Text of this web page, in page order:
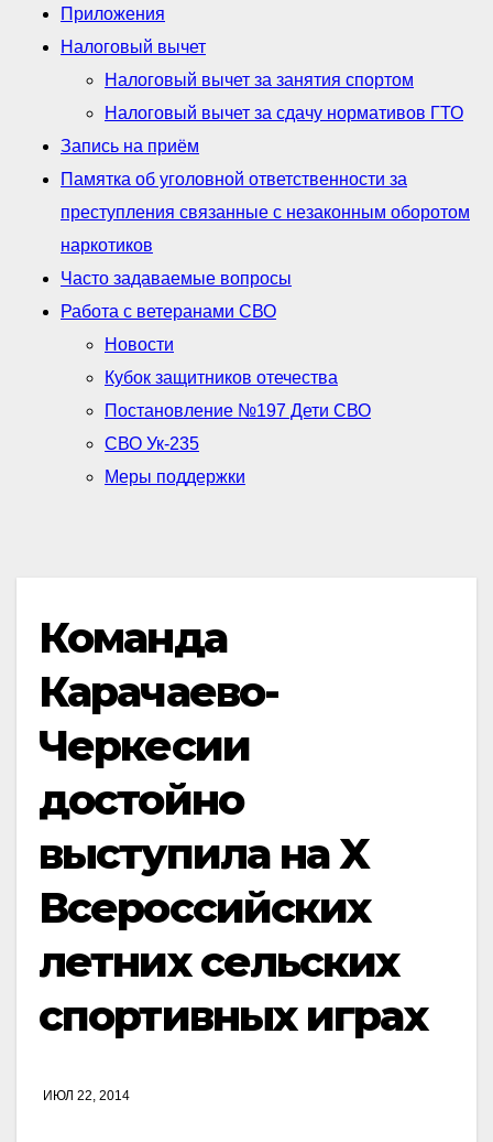
Приложения
Налоговый вычет
Налоговый вычет за занятия спортом
Налоговый вычет за сдачу нормативов ГТО
Запись на приём
Памятка об уголовной ответственности за
преступления связанные с незаконным оборотом
наркотиков
Часто задаваемые вопросы
Работа с ветеранами СВО
Новости
Кубок защитников отечества
Постановление №197 Дети СВО
СВО Ук-235
Меры поддержки
Команда
Карачаево-
Черкесии
достойно
выступила на X
Всероссийских
летних сельских
спортивных играх
ИЮЛ 22, 2014